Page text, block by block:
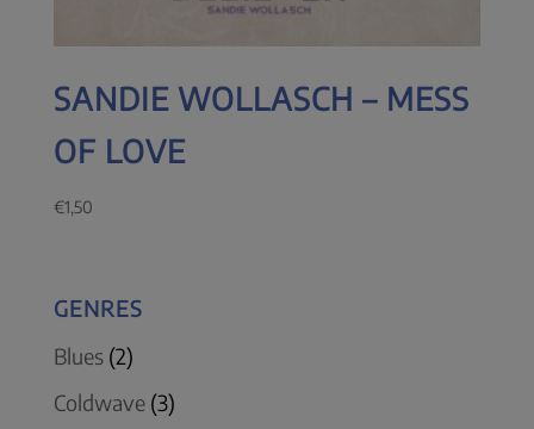
SANDIE WOLLASCH – MESS
OF LOVE
€1,50
GENRES
Blues (2)
Coldwave (3)